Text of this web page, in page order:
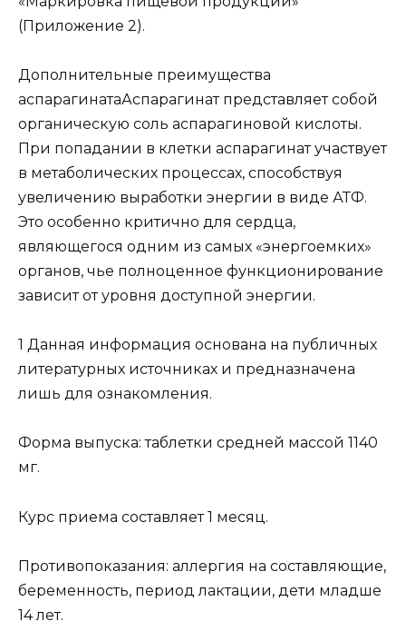
(Приложение 2).
Дополнительные преимущества
аспарагинатаАспарагинат представляет собой
органическую соль аспарагиновой кислоты.
При попадании в клетки аспарагинат участвует
в метаболических процессах, способствуя
увеличению выработки энергии в виде АТФ.
Это особенно критично для сердца,
являющегося одним из самых «энергоемких»
органов, чье полноценное функционирование
зависит от уровня доступной энергии.
1 Данная информация основана на публичных
литературных источниках и предназначена
лишь для ознакомления.
Форма выпуска: таблетки средней массой 1140
мг.
Курс приема составляет 1 месяц.
Противопоказания: аллергия на составляющие,
беременность, период лактации, дети младше
14 лет.